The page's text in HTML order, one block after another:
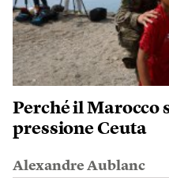
Perché il Marocco
pressione Ceuta
Alexandre Aublanc